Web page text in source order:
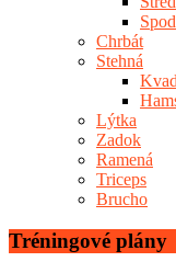
Chrbát
Stehná
Lýtka
Zadok
Ramená
Triceps
Brucho
Tréningové plány